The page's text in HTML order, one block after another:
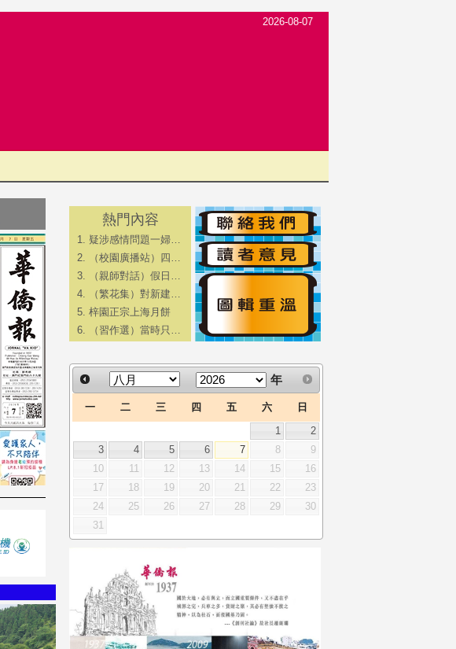
2026-08-07
熱門內容
疑涉感情問題一婦…
（校園廣播站）四…
（親師對話）假日…
（繁花集）對新建…
梓園正宗上海月餅
（習作選）當時只…
年
一 二 三 四 五 六 日
1
2
3
4 5 6 7 8
9
10
11 12 13 14 15
16
17
18 19 20 21 22
23
24
25 26 27 28 29
30
31